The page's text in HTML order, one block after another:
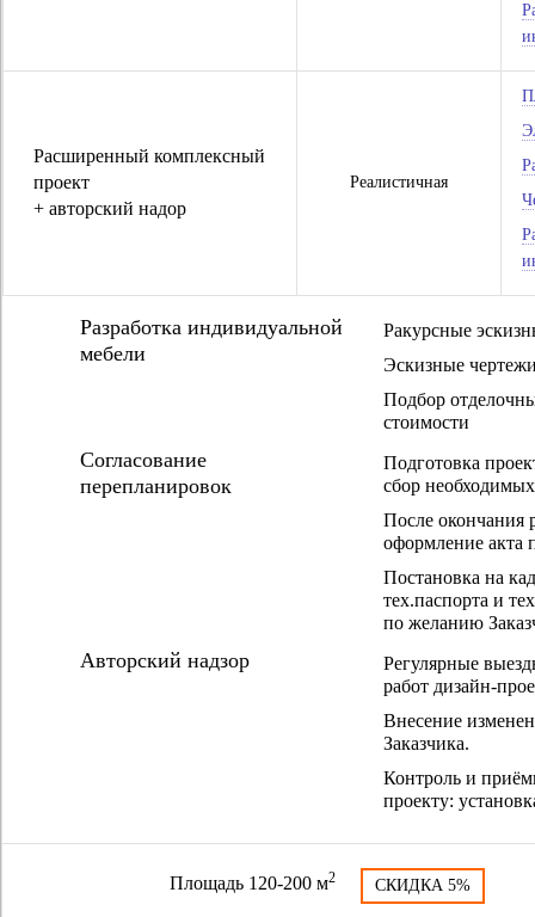
Расширенный комплексный
проект
+ авторский надор
Реалистичная
Разработка индивидуальной
мебели
Ракурсные
Эскизные
Подбор
стоимости
Согласование
перепланировок
Подготовка
сбор
После окончания
оформление акта
Постановка на
тех.паспорта и
по желанию
Авторский надзор
Регулярные
работ дизайн-
Внесение
Заказчика.
Контроль и
проекту:
Площадь 120-200 м2 СКИДКА 5%